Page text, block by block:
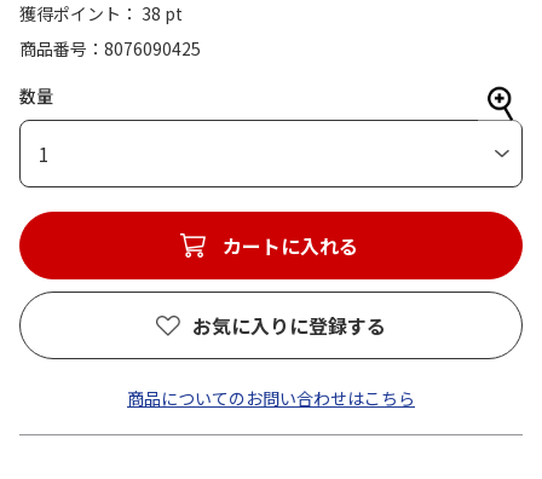
獲得ポイント： 38 pt
商品番号
8076090425
数量
1
カートに入れる
お気に入りに登録する
商品についてのお問い合わせはこちら